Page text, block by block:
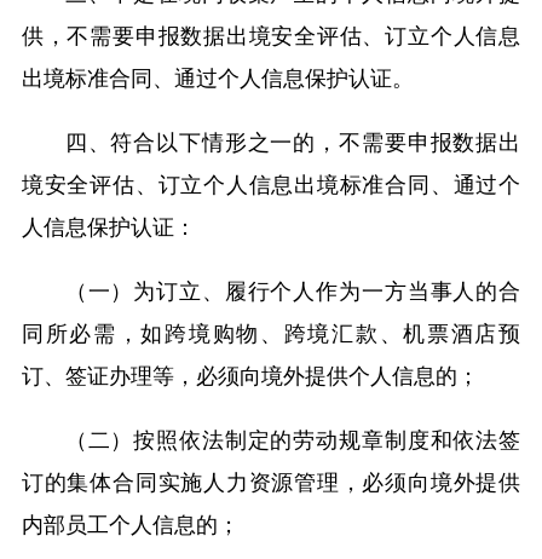
供，不需要申报数据出境安全评估、订立个人信息
出境标准合同、通过个人信息保护认证。
四、符合以下情形之一的，不需要申报数据出
境安全评估、订立个人信息出境标准合同、通过个
人信息保护认证：
（一）为订立、履行个人作为一方当事人的合
同所必需，如跨境购物、跨境汇款、机票酒店预
订、签证办理等，必须向境外提供个人信息的；
（二）按照依法制定的劳动规章制度和依法签
订的集体合同实施人力资源管理，必须向境外提供
内部员工个人信息的；